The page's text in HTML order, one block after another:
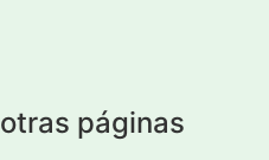
páginas